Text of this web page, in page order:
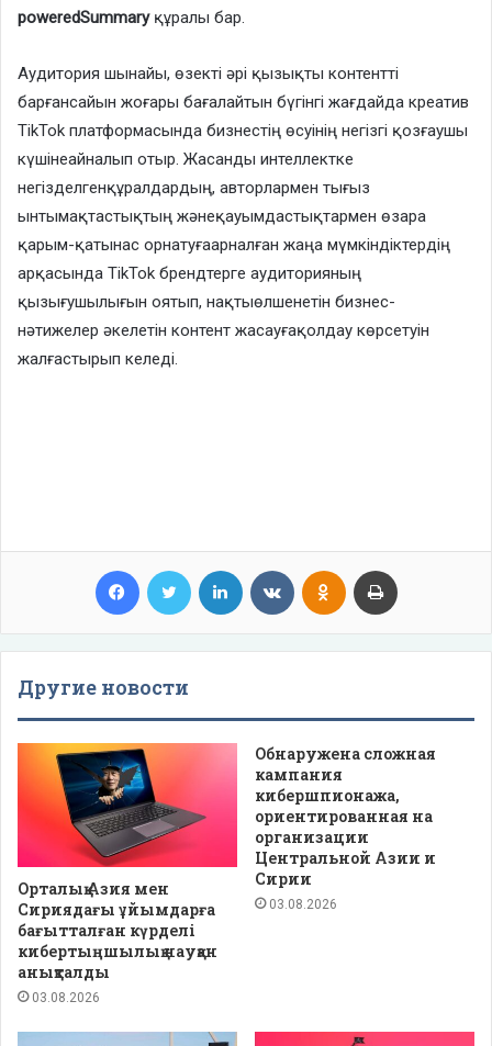
poweredSummaryқұралы бар.
Аудитория шынайы, өзекті әрі қызықты контентті
барғансайын жоғары бағалайтын бүгінгі жағдайда креатив
TikTok платформасында бизнестің өсуінің негізгі қозғаушы
күшінеайналып отыр. Жасанды интеллектке
негізделгенқұралдардың, авторлармен тығыз
ынтымақтастықтың жәнеқауымдастықтармен өзара
қарым-қатынас орнатуғаарналған жаңа мүмкіндіктердің
арқасында TikTok брендтерге аудиторияның
қызығушылығын оятып, нақтыөлшенетін бизнес-
нәтижелер әкелетін контент жасауғақолдау көрсетуін
жалғастырып келеді.
Facebook Twitter LinkedIn VKontakteOdnoklassniki
Другие новости
Орталық Азия мен
Сириядағы ұйымдарға
бағытталған күрделі
кибертыңшылық науқан
анықталды
03.08.2026
Обнаружена сложная
кампания
кибершпионажа,
ориентированная на
организации
Центральной Азии и
Сирии
03.08.2026